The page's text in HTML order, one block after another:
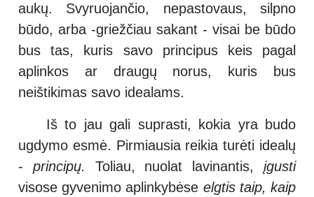
aukų. Svyruojančio, nepastovaus, silpno
būdo, arba -griežčiau sakant - visai be būdo
bus tas, kuris savo principus keis pagal
aplinkos ar draugų norus, kuris bus
neištikimas savo idealams.
Iš to jau gali suprasti, kokia yra budo
ugdymo esmė. Pirmiausia reikia turėti idealų
- principų. Toliau, nuolat lavinantis,įgusti
visose gyvenimo aplinkybėse elgtis taip, kaip